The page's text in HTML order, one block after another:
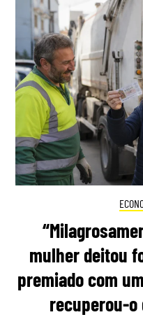
mulher deitou
premiado com
recuperou-o